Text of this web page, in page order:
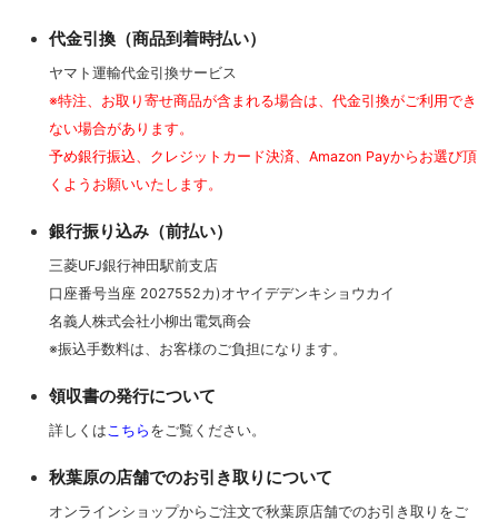
代金引換（商品到着時払い）
ヤマト運輸代金引換サービス
※特注、お取り寄せ商品が含まれる場合は、代金引換がご利用でき
ない場合があります。
予め銀行振込、クレジットカード決済、Amazon Payからお選び頂
くようお願いいたします。
銀行振り込み（前払い）
三菱UFJ銀行神田駅前支店
口座番号当座 2027552カ)オヤイデデンキショウカイ
名義人株式会社小柳出電気商会
※振込手数料は、お客様のご負担になります。
領収書の発行について
詳しくは こちら をご覧ください。
秋葉原の店舗でのお引き取りについて
オンラインショップからご注文で秋葉原店舗でのお引き取りをご